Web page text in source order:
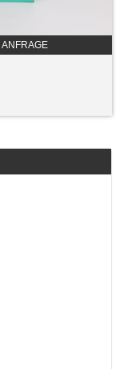
ANFRAGE